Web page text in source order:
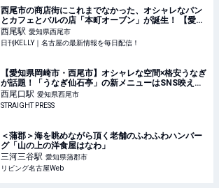
西尾市の商店街にこれまでなかった、オシャレなパン
とカフェとバルの店「本町オーブン」が誕生！ 【愛
知・西尾市】 | 日刊KELLY｜名古屋の最新情報を毎日配
信！
西尾駅 愛知県西尾市
日刊KELLY｜名古屋の最新情報を毎日配信！
【愛知県岡崎市・西尾市】オシャレな空間×格安うなぎ
が話題！「うなぎ仙石亭」の新メニューはSNS映え確
実
西尾口駅 愛知県西尾市
STRAIGHT PRESS
＜蒲郡＞海を眺めながら頂く老舗のふわふわハンバー
グ「山の上の洋食屋はなわ」
三河三谷駅 愛知県蒲郡市
リビング名古屋Web